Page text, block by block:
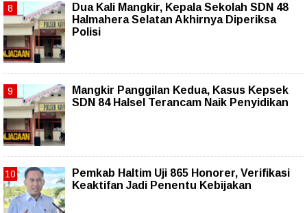
Dua Kali Mangkir, Kepala Sekolah SDN 48
Halmahera Selatan Akhirnya Diperiksa
Polisi
Mangkir Panggilan Kedua, Kasus Kepsek
SDN 84 Halsel Terancam Naik Penyidikan
Pemkab Haltim Uji 865 Honorer, Verifikasi
Keaktifan Jadi Penentu Kebijakan